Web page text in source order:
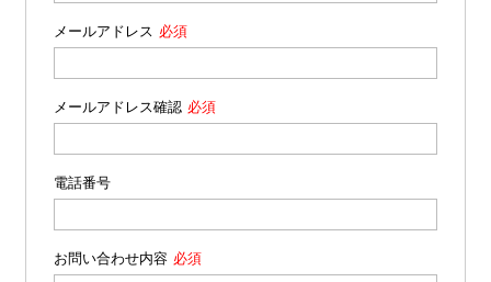
メールアドレス
メールアドレス確認
電話番号
お問い合わせ内容